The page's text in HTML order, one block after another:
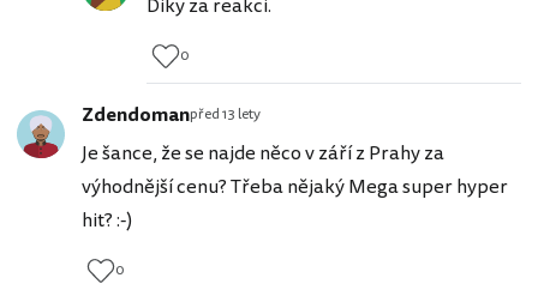
0
Zdendomanpřed 13 lety
Je šance, že se najde něco v září z Prahy za
výhodnější cenu? Třeba nějaký Mega super hyper
hit? :-)
0